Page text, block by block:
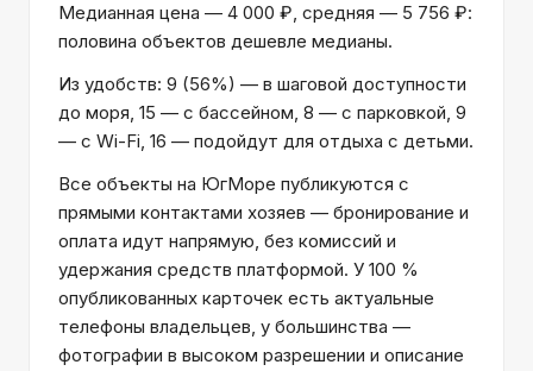
Медианная цена — 4 000 ₽, средняя — 5 756 ₽:
половина объектов дешевле медианы.
Из удобств: 9 (56%) — в шаговой доступности
до моря, 15 — с бассейном, 8 — с парковкой, 9
— с Wi-Fi, 16 — подойдут для отдыха с детьми.
Все объекты на ЮгМоре публикуются с
прямыми контактами хозяев — бронирование и
оплата идут напрямую, без комиссий и
удержания средств платформой. У 100 %
опубликованных карточек есть актуальные
телефоны владельцев, у большинства —
фотографии в высоком разрешении и описание